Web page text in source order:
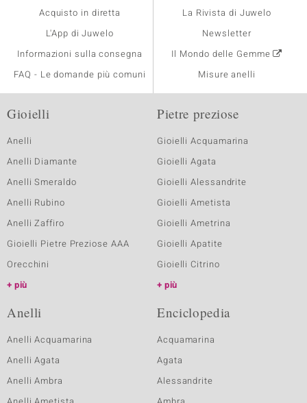
Acquisto in diretta
L'App di Juwelo
Informazioni sulla consegna
FAQ - Le domande più comuni
La Rivista di Juwelo
Newsletter
Il Mondo delle Gemme
Misure anelli
Gioielli
Anelli
Anelli Diamante
Anelli Smeraldo
Anelli Rubino
Anelli Zaffiro
Gioielli Pietre Preziose AAA
Orecchini
più
Pietre preziose
Gioielli Acquamarina
Gioielli Agata
Gioielli Alessandrite
Gioielli Ametista
Gioielli Ametrina
Gioielli Apatite
Gioielli Citrino
più
Anelli
Anelli Acquamarina
Anelli Agata
Anelli Ambra
Enciclopedia
Acquamarina
Agata
Alessandrite